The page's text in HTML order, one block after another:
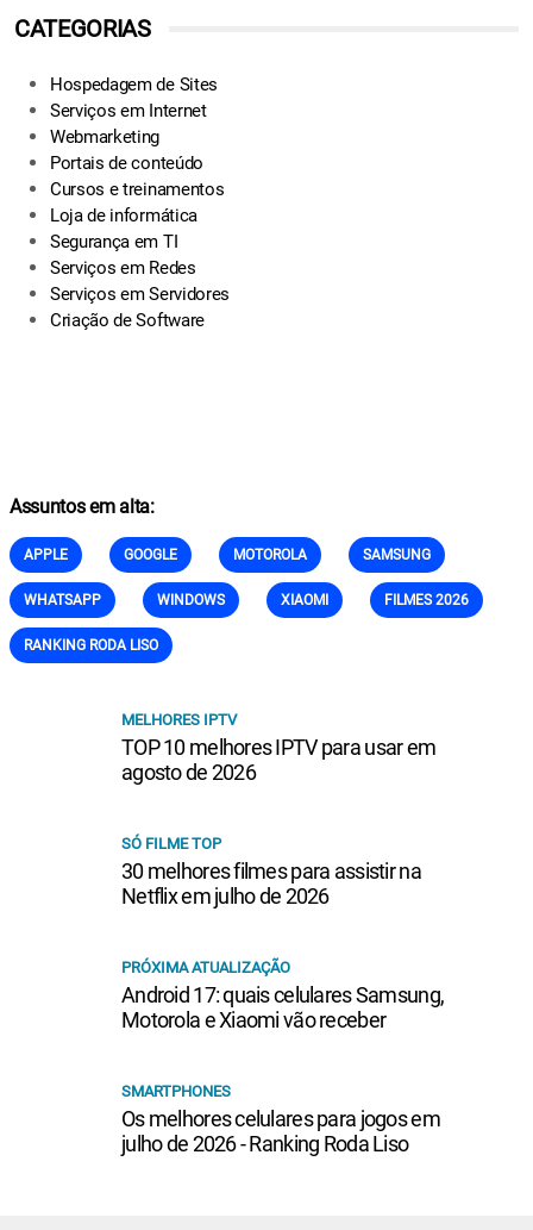
CATEGORIAS
Hospedagem de Sites
Serviços em Internet
Webmarketing
Portais de conteúdo
Cursos e treinamentos
Loja de informática
Segurança em TI
Serviços em Redes
Serviços em Servidores
Criação de Software
Assuntos em alta:
APPLE GOOGLE MOTOROLA SAMSUNG
WHATSAPP WINDOWS XIAOMI FILMES 2026
RANKING RODA LISO
MELHORES IPTV
TOP 10 melhores IPTV para usar em
agosto de 2026
SÓ FILME TOP
30 melhores filmes para assistir na
Netflix em julho de 2026
PRÓXIMA ATUALIZAÇÃO
Android 17: quais celulares Samsung,
Motorola e Xiaomi vão receber
SMARTPHONES
Os melhores celulares para jogos em
julho de 2026 - Ranking Roda Liso